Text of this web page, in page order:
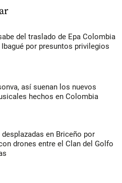
del traslado de Epa Colombia
por presuntos privilegios
así suenan los nuevos
hechos en Colombia
en Briceño por
drones entre el Clan del Golfo